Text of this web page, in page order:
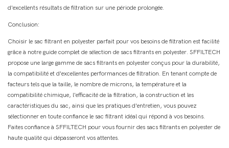
d'excellents résultats de filtration sur une période prolongée.
Conclusion:
Choisir le sac filtrant en polyester parfait pour vos besoins de filtration est facilité
grâce à notre guide complet de sélection de sacs filtrants en polyester. SFFILTECH
propose une large gamme de sacs filtrants en polyester conçus pour la durabilité,
la compatibilité et d'excellentes performances de filtration. En tenant compte de
facteurs tels que la taille, le nombre de microns, la température et la
compatibilité chimique, l'efficacité de la filtration, la construction et les
caractéristiques du sac, ainsi que les pratiques d'entretien, vous pouvez
sélectionner en toute confiance le sac filtrant idéal qui répond à vos besoins.
Faites confiance à SFFILTECH pour vous fournir des sacs filtrants en polyester de
haute qualité qui dépasseront vos attentes.